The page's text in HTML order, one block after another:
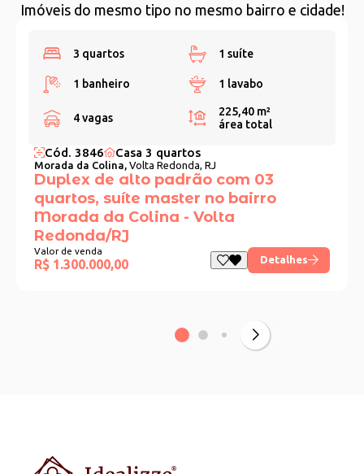
Imóveis do mesmo tipo no mesmo bairro e cidade!
3 quartos 1 suíte
1 banheiro 1 lavabo
4 vagas
225,40 m²
área total
Cód. 3846 Casa 3 quartos
Morada da Colina, Volta Redonda, RJ
Duplex de alto padrão com 03
quartos, suíte master no bairro
Morada da Colina - Volta
Redonda/RJ
Valor de venda
R$ 1.300.000,00 Detalhes